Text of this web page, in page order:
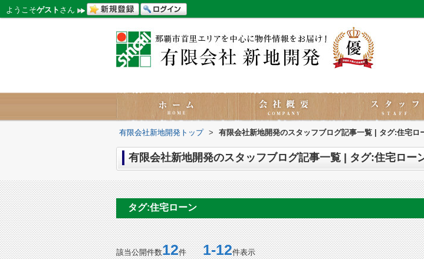
ようこそゲスト さん
有限会社新地開発トップ > 有限会社新地開発のスタッフブログ記事一覧 | タグ:住宅ロ
有限会社新地開発のスタッフブログ記事一覧 | タグ:住宅ロー
タグ:住宅ローン
該当公開件数12件1-12件表示